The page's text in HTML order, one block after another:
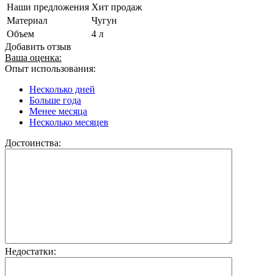
Наши предложения Хит продаж
Материал
Чугун
Объем
4 л
Добавить отзыв
Ваша оценка:
Опыт использования:
Несколько дней
Больше года
Менее месяца
Несколько месяцев
Достоинства:
Недостатки: